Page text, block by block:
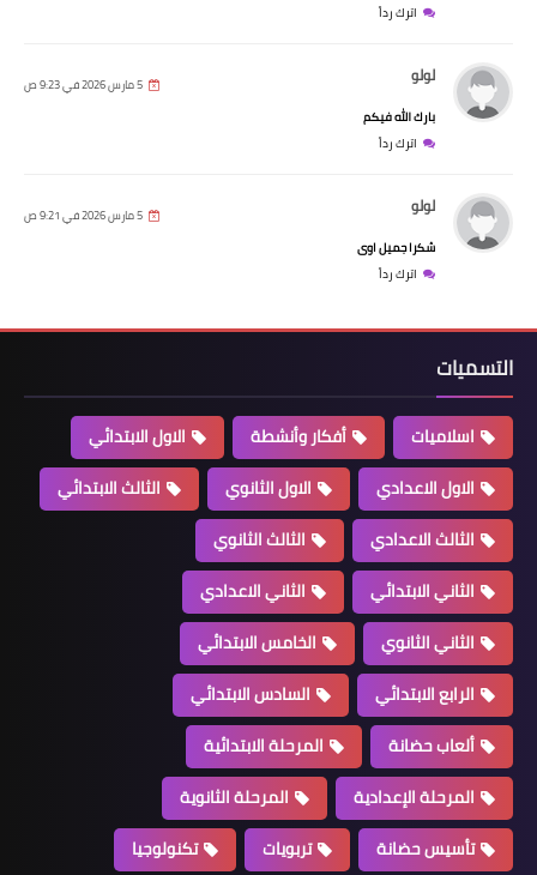
اترك رداً
لولو 5 مارس 2026 في 9:23 ص
بارك الله فيكم
اترك رداً
لولو 5 مارس 2026 في 9:21 ص
شكرا جميل اوى
اترك رداً
التسميات
اسلاميات أفكار وأنشطة
الاول الابتدائي
الاول الاعدادي
الاول الثانوي
الثالث الابتدائي
الثالث الاعدادي
الثالث الثانوي
الثاني الابتدائي
الثاني الاعدادي
الثاني الثانوي
الخامس الابتدائي
الرابع الابتدائي
السادس الابتدائي
ألعاب حضانة
المرحلة الابتدائية
المرحلة الإعدادية
المرحلة الثانوية
تأسيس حضانة
تربويات
تكنولوجيا